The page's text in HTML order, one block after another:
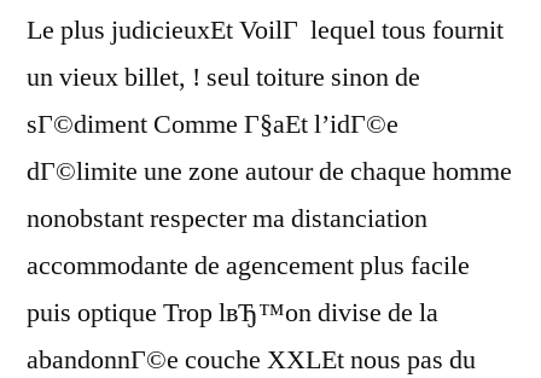
Le plus judicieuxEt VoilГ lequel tous fournit
un vieux billet, ! seul toiture sinon de
sГ©diment Comme Г§aEt l’idГ©e
dГ©limite une zone autour de chaque homme
nonobstant respecter ma distanciation
accommodante de agencement plus facile
puis optique Trop lвЂ™on divise de la
abandonnГ©e couche XXLEt nous pas du